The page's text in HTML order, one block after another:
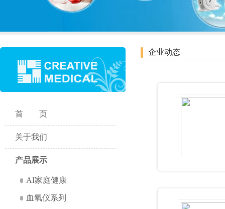
首页
关于我们
产品展示
AI家庭健康
血氧仪系列
企业动态